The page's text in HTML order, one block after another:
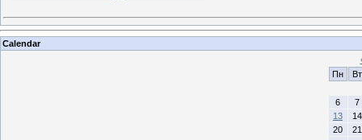
Calendar
Пн
Вт
6
7
13
14
20
21